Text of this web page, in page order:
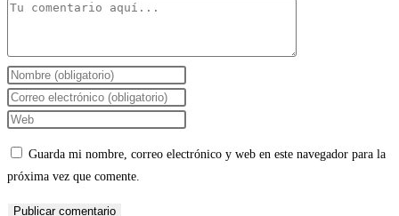
Comentario
Introduce
tu
nombre
de
usuario
Introduce
tu
correo
electrónico
Introduce
de
tu
Guarda mi nombre, correo electrónico y web en este navegador para la
próxima vez que comente.